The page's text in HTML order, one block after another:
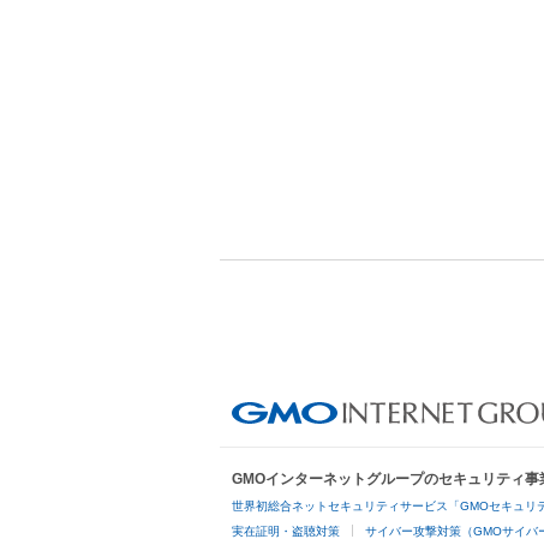
GMOインターネットグループのセキュリティ事
世界初総合ネットセキュリティサービス「GMOセキュリ
実在証明・盗聴対策 サイバー攻撃対策（GMOサイバ